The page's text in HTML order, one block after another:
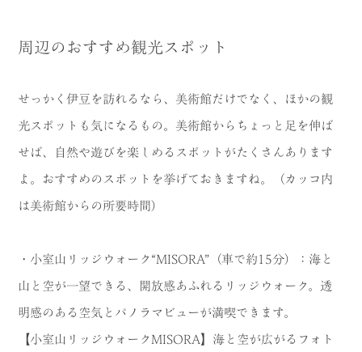
周辺のおすすめ観光スポット
せっかく伊豆を訪れるなら、美術館だけでなく、ほかの観
光スポットも気になるもの。美術館からちょっと足を伸ば
せば、自然や遊びを楽しめるスポットがたくさんあります
よ。おすすめのスポットを挙げておきますね。（カッコ内
は美術館からの所要時間）
・小室山リッジウォーク“MISORA”（車で約15分）：海と
山と空が一望できる、開放感あふれるリッジウォーク。透
明感のある空気とパノラマビューが満喫できます。
【小室山リッジウォークMISORA】海と空が広がるフォト